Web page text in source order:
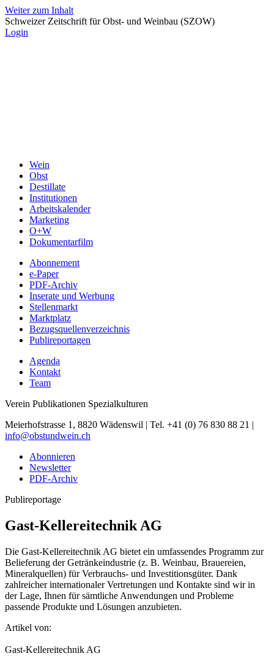
Weiter zum Inhalt
Schweizer Zeitschrift für Obst- und Weinbau (SZOW)
Login
Wein
Obst
Destillate
Institutionen
Arbeitskalender
Marketing
O+W
Dokumentarfilm
Abonnement
e-Paper
PDF-Archiv
Inserate und Werbung
Stellenmarkt
Marktplatz
Bezugsquellenverzeichnis
Publireportagen
Agenda
Kontakt
Team
Verein Publikationen Spezialkulturen
Meierhofstrasse 1, 8820 Wädenswil | Tel. +41 (0) 76 830 88 21 |
info@obstundwein.ch
Abonnieren
Newsletter
PDF-Archiv
Publireportage
Gast-Kellereitechnik AG
Die Gast-Kellereitechnik AG bietet ein umfassendes Programm zur
Belieferung der Getränkeindustrie (z. B. Weinbau, Brauereien,
Mineral­quellen) für Verbrauchs- und Investitionsgüter. Dank
zahlreicher internationaler Vertretungen und Kontakte sind wir in
der Lage, Ihnen für sämtliche Anwendungen und Probleme
passende Produkte und Lösungen anzubieten.
Artikel von:
Gast-Kellereitechnik AG